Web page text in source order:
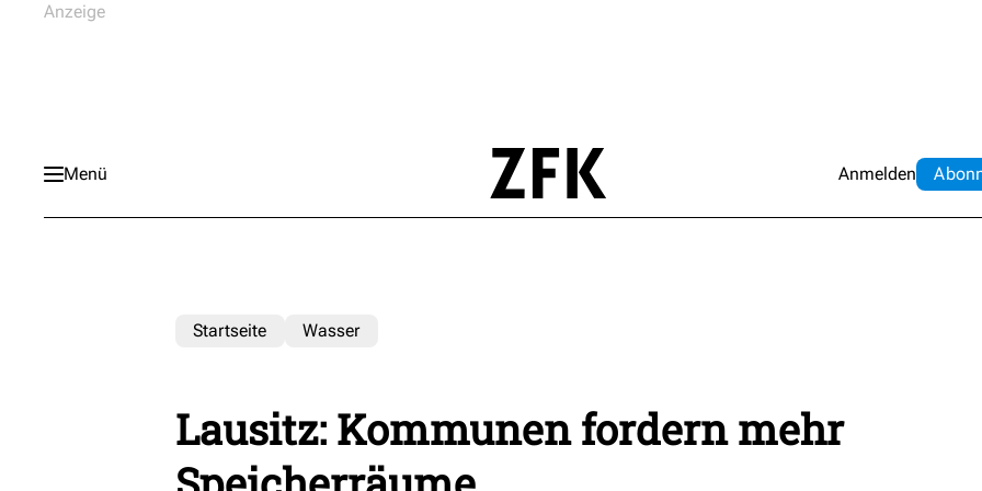
Menü Anmelden Abo
Startseite Wasser
Lausitz: Kommunen fordern mehr